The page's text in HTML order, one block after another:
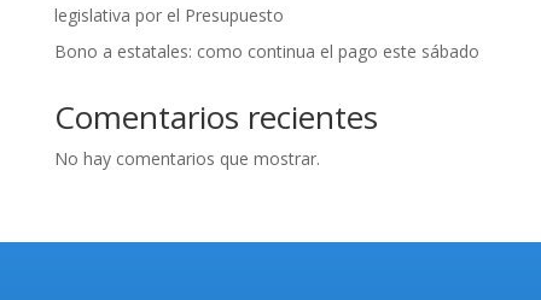
legislativa por el Presupuesto
Bono a estatales: como continua el pago este sábado
Comentarios recientes
No hay comentarios que mostrar.